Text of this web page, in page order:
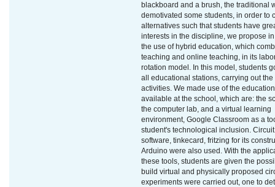
blackboard and a brush, the traditional
demotivated some students, in order to
alternatives such that students have
interests in the discipline, we propose
the use of hybrid education, which
teaching and online teaching, in its
rotation model. In this model, students
all educational stations, carrying out
activities. We made use of the
available at the school, which are: the
the computer lab, and a virtual learning
environment, Google Classroom as a
student's technological inclusion.
software, tinkecard, fritzing for its
Arduino were also used. With the
these tools, students are given the
build virtual and physically proposed
experiments were carried out, one to